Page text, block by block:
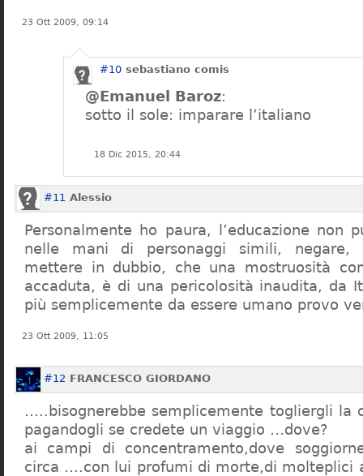
23 Ott 2009, 09:14
#10 sebastiano comis
@Emanuel Baroz:
sotto il sole: imparare l’italiano
18 Dic 2015, 20:44
#11 Alessio
Personalmente ho paura, l’educazione non
nelle mani di personaggi simili, negare,
mettere in dubbio, che una mostruosità
accaduta, è di una pericolosità inaudita, da
più semplicemente da essere umano provo
23 Ott 2009, 11:05
#12 FRANCESCO GIORDANO
…..bisognerebbe semplicemente togliergli la
pagandogli se credete un viaggio …dove?
ai campi di concentramento,dove
circa ….con lui profumi di morte,di molteplici